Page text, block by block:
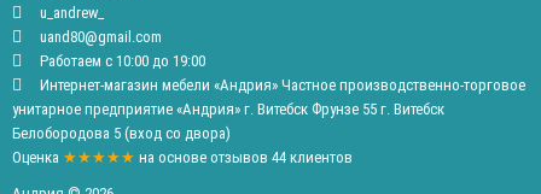
u_andrew_
uand80@gmail.com
Работаем с 10:00 до 19:00
Интернет-магазин мебели «Андрия» Частное производственно-торговое
унитарное предприятие «Андрия» г. Витебск Фрунзе 55 г. Витебск
Белобородова 5 (вход со двора)
Оценка ★★★★★ на основе отзывов 44 клиентов